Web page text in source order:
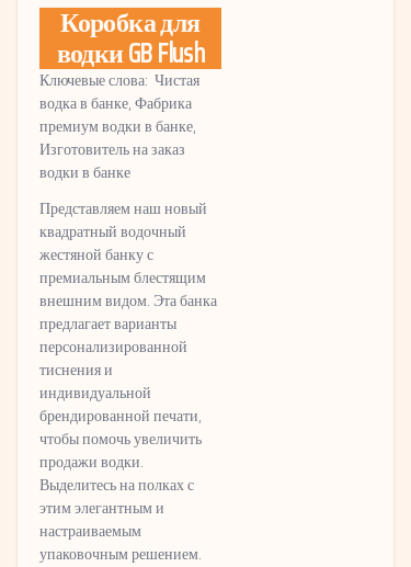
Коробка для
водки GB Flush
Ключевые слова: Чистая
водка в банке, Фабрика
премиум водки в банке,
Изготовитель на заказ
водки в банке
Представляем наш новый
квадратный водочный
жестяной банку с
премиальным блестящим
внешним видом. Эта банка
предлагает варианты
персонализированной
тиснения и
индивидуальной
брендированной печати,
чтобы помочь увеличить
продажи водки.
Выделитесь на полках с
этим элегантным и
настраиваемым
упаковочным решением.